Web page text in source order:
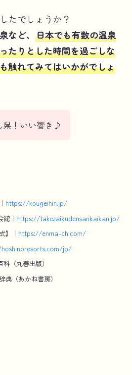
たでしょうか？
など、 日本でも有数の温泉
たりとした時間を過ごしな
触れてみてはいかがでしょ
県！いい響き♪
https://kougeihin.jp/
｜ https://takezaikudensankaikan.jp/
】｜ https://enma-ch.com/
jp/
（丸善出版）
典（あかね書房）